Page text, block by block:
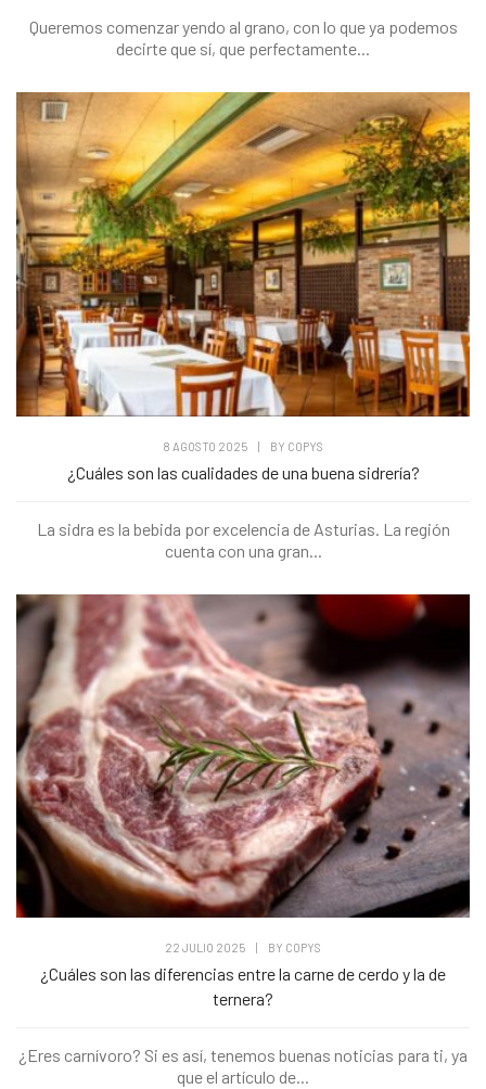
Queremos comenzar yendo al grano, con lo que ya podemos
decirte que sí, que perfectamente...
8 AGOSTO 2025 | BY COPYS
¿Cuáles son las cualidades de una buena sidrería?
La sidra es la bebida por excelencia de Asturias. La región
cuenta con una gran...
22 JULIO 2025 BY COPYS
¿Cuáles son las diferencias entre la carne de cerdo y la de
ternera?
¿Eres carnívoro? Si es así, tenemos buenas noticias para ti, ya
que el artículo de...